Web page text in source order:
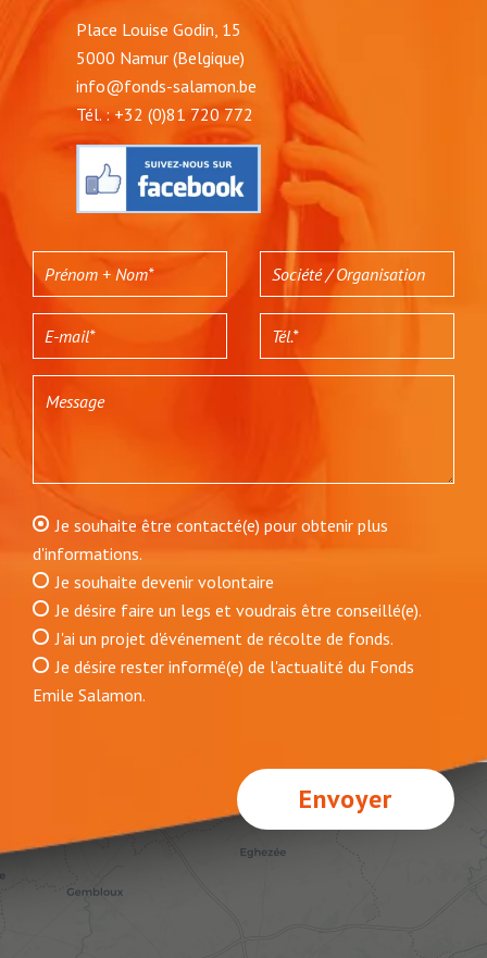
Place Louise Godin, 15
5000 Namur (Belgique)
info@fonds-salamon.be
Tél. : +32 (0)81 720 772
Je souhaite être contacté(e) pour obtenir plus
d'informations.
Je souhaite devenir volontaire
Je désire faire un legs et voudrais être conseillé(e).
J'ai un projet d'événement de récolte de fonds.
Je désire rester informé(e) de l'actualité du Fonds
Emile Salamon.